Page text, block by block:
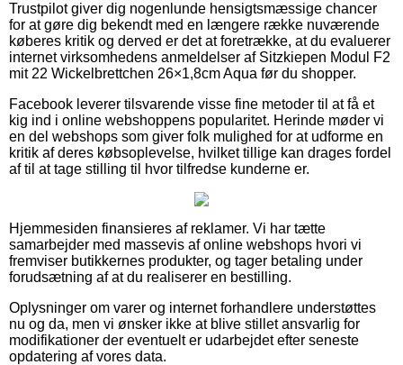
Trustpilot giver dig nogenlunde hensigtsmæssige chancer
for at gøre dig bekendt med en længere række nuværende
køberes kritik og derved er det at foretrække, at du evaluerer
internet virksomhedens anmeldelser af Sitzkiepen Modul F2
mit 22 Wickelbrettchen 26×1,8cm Aqua før du shopper.
Facebook leverer tilsvarende visse fine metoder til at få et
kig ind i online webshoppens popularitet. Herinde møder vi
en del webshops som giver folk mulighed for at udforme en
kritik af deres købsoplevelse, hvilket tillige kan drages fordel
af til at tage stilling til hvor tilfredse kunderne er.
Hjemmesiden finansieres af reklamer. Vi har tætte
samarbejder med massevis af online webshops hvori vi
fremviser butikkernes produkter, og tager betaling under
forudsætning af at du realiserer en bestilling.
Oplysninger om varer og internet forhandlere understøttes
nu og da, men vi ønsker ikke at blive stillet ansvarlig for
modifikationer der eventuelt er udarbejdet efter seneste
opdatering af vores data.